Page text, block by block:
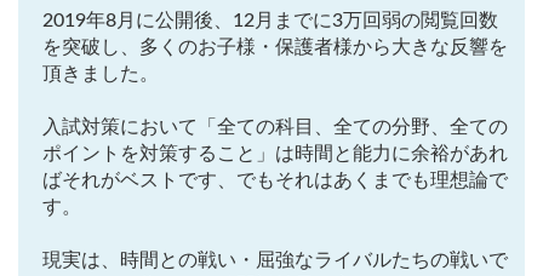
2019年8月に公開後、12月までに3万回弱の閲覧回数
を突破し、多くのお子様・保護者様から大きな反響を
頂きました。
入試対策において「全ての科目、全ての分野、全ての
ポイントを対策すること」は時間と能力に余裕があれ
ばそれがベストです、でもそれはあくまでも理想論で
す。
現実は、時間との戦い・屈強なライバルたちの戦いで
SAPIXデイリーチェック
SAPIXマンスリー確認/復習テスト SAPIX組分けテスト
サピックスオープン
早稲アカデミーカリキュラムテスト 四谷大塚週テスト
四谷大塚公開組分けテスト 四谷大塚合不合判定テスト
四谷大塚志望校判定テスト 新学年(1月〜2月)
冬期(12月〜1月) サピックステキスト解説・対策